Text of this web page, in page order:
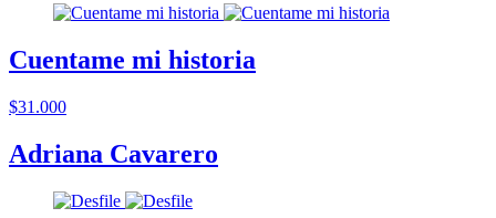
Cuentame mi historia
$31.000
Adriana Cavarero